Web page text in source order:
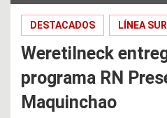
DESTACADOS LÍNEA SUR
Weretilneck
programa RN
Maquinchao